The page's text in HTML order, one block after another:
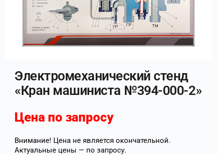
Электромеханический стенд
«Кран машиниста №394-000-2»
Цена по запросу
Внимание! Цена не является окончательной.
Актуальные цены — по запросу.